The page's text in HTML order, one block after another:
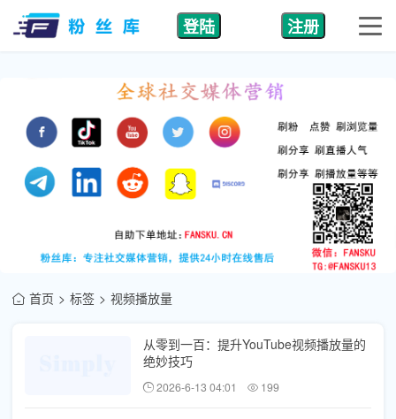
登陆 注册
首页 标签 视频播放量
从零到一百：提升YouTube视频播放量的
绝妙技巧
2026-6-13 04:01 199